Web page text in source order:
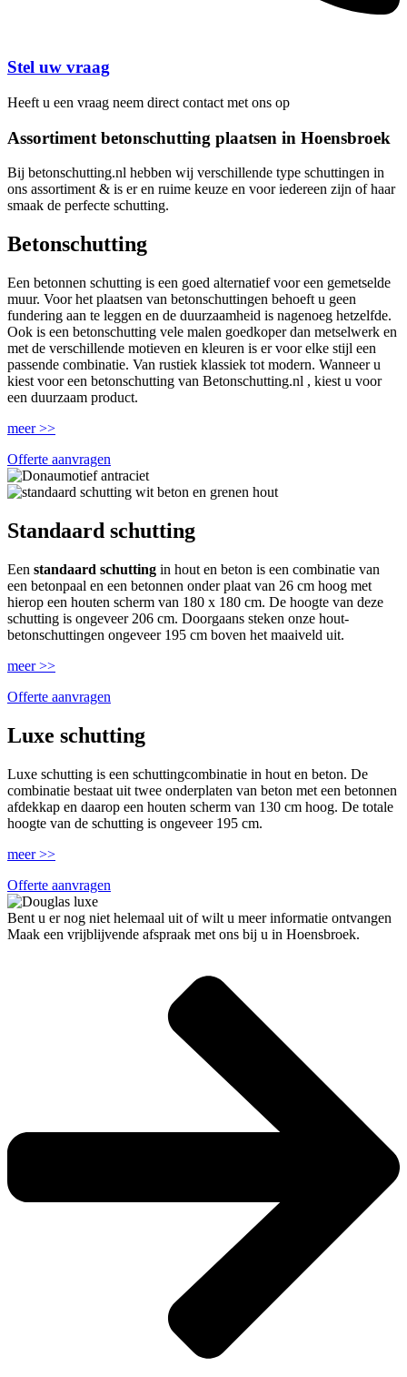
Stel uw vraag
Heeft u een vraag neem direct contact met ons op
Assortiment betonschutting plaatsen in Hoensbroek
Bij betonschutting.nl hebben wij verschillende type schuttingen in
ons assortiment & is er en ruime keuze en voor iedereen zijn of haar
smaak de perfecte schutting.
Betonschutting
Een betonnen schutting is een goed alternatief voor een gemetselde
muur. Voor het plaatsen van betonschuttingen behoeft u geen
fundering aan te leggen en de duurzaamheid is nagenoeg hetzelfde.
Ook is een betonschutting vele malen goedkoper dan metselwerk en
met de verschillende motieven en kleuren is er voor elke stijl een
passende combinatie. Van rustiek klassiek tot modern. Wanneer u
kiest voor een betonschutting van Betonschutting.nl , kiest u voor
een duurzaam product.
meer >>
Offerte aanvragen
Standaard schutting
Een standaard schutting in hout en beton is een combinatie van
een betonpaal en een betonnen onder plaat van 26 cm hoog met
hierop een houten scherm van 180 x 180 cm. De hoogte van deze
schutting is ongeveer 206 cm. Doorgaans steken onze hout-
betonschuttingen ongeveer 195 cm boven het maaiveld uit.
meer >>
Offerte aanvragen
Luxe schutting
Luxe schutting is een schuttingcombinatie in hout en beton. De
combinatie bestaat uit twee onderplaten van beton met een betonnen
afdekkap en daarop een houten scherm van 130 cm hoog. De totale
hoogte van de schutting is ongeveer 195 cm.
meer >>
Offerte aanvragen
Bent u er nog niet helemaal uit of wilt u meer informatie ontvangen
Maak een vrijblijvende afspraak met ons bij u in Hoensbroek.